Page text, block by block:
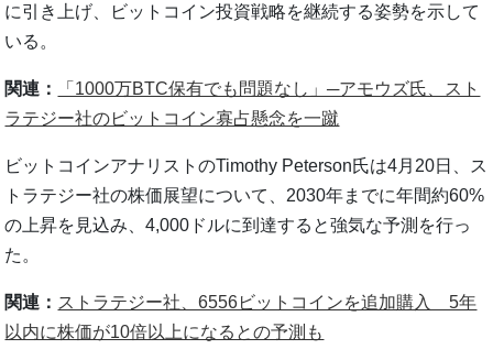
に引き上げ、ビットコイン投資戦略を継続する姿勢を示して
いる。
関連：
「1000万BTC保有でも問題なし」─アモウズ氏、スト
ラテジー社のビットコイン寡占懸念を一蹴
ビットコインアナリストのTimothy Peterson氏は4月20日、ス
トラテジー社の株価展望について、2030年までに年間約60%
の上昇を見込み、4,000ドルに到達すると強気な予測を行っ
た。
関連： ストラテジー社、6556ビットコインを追加購入 5年
以内に株価が10倍以上になるとの予測も